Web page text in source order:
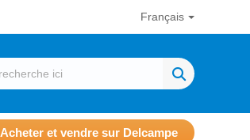
Français
Acheter et vendre sur Delcampe